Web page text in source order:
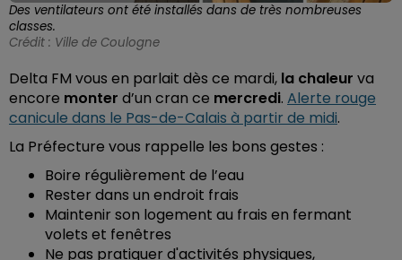
Des ventilateurs ont été installés dans de très nombreuses
classes.
Crédit : Ville de Coulogne
Delta FM vous en parlait dès ce mardi, la chaleur va
encore monter d’un cran ce mercredi. Alerte rouge
canicule dans le Pas-de-Calais à partir de midi.
La Préfecture vous rappelle les bons gestes :
Boire régulièrement de l’eau
Rester dans un endroit frais
Maintenir son logement au frais en fermant
volets et fenêtres
Ne pas pratiquer d'activités physiques,